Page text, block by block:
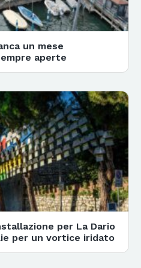
un mese
aperte
per La Dario
per un vortice iridato